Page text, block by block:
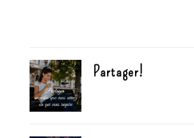
Partager!